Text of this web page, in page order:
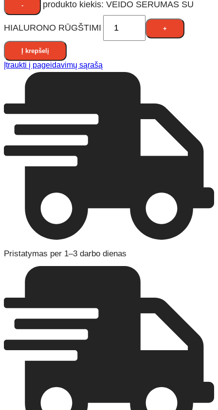
produkto kiekis: VEIDO SERUMAS SU
HIALURONO RŪGŠTIMI
Į krepšelį
Įtraukti į pageidavimų sąrašą
Pristatymas per 1–3 darbo dienas